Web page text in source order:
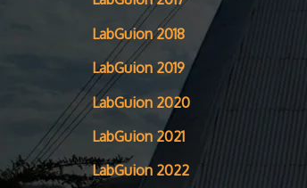
LabGuion 2018
LabGuion 2019
LabGuion 2020
LabGuion 2021
LabGuion 2022